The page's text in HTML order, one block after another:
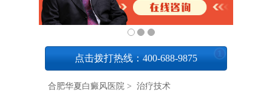
点击拨打热线：400-688-9875
合肥华夏白癜风医院 > 治疗技术